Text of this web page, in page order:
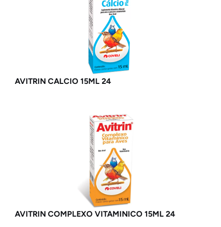
AVITRIN CALCIO 15ML 24
AVITRIN COMPLEXO VITAMINICO 15ML 24